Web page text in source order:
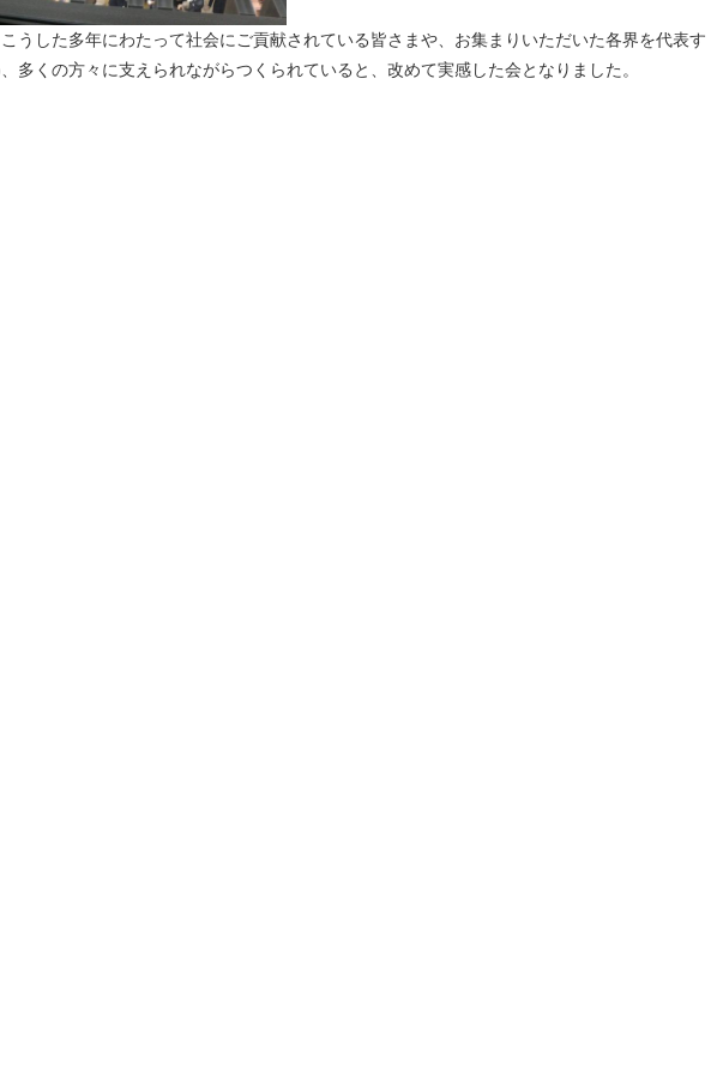
うした多年にわたって社会にご貢献されている皆さまや、お集まりいただいた各界を代表す
多くの方々に支えられながらつくられていると、改めて実感した会となりました。